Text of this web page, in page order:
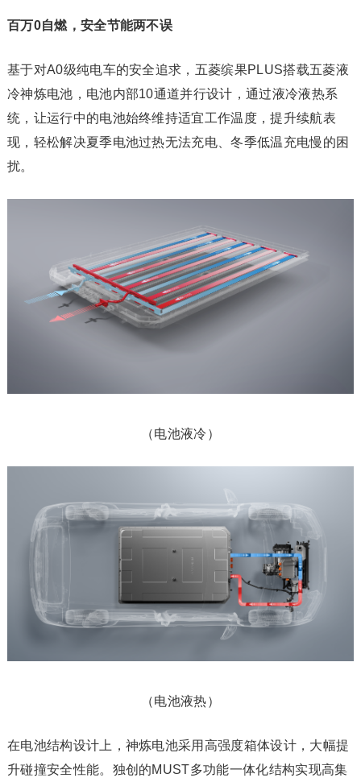
百万0自燃，安全节能两不误
基于对A0级纯电车的安全追求，五菱缤果PLUS搭载五菱液
冷神炼电池，电池内部10通道并行设计，通过液冷液热系
统，让运行中的电池始终维持适宜工作温度，提升续航表
现，轻松解决夏季电池过热无法充电、冬季低温充电慢的困
扰。
（电池液冷）
（电池液热）
在电池结构设计上，神炼电池采用高强度箱体设计，大幅提
升碰撞安全性能。独创的MUST多功能一体化结构实现高集